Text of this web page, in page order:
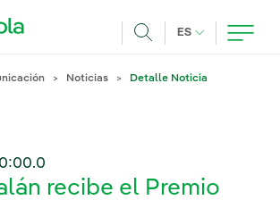
ES IDIOMA
Noticias Detalle Noticia
recibe el Premio